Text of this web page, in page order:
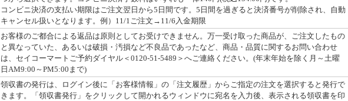
コンビニ決済の支払い期限はご注文翌日から5日間です。5日間を過ぎると決済番号が削除され、自動
キャンセル扱いとなります。例）11/1ご注文→11/6入金期限
お客様のご都合による返品は原則としてお受けできません。万一受け取った商品が、ご注文したもの
と異なっていた、あるいは破損・汚損など不良品であったなど、商品・品質に関するお問い合わせ
は、セイコーマートご予約ダイヤル＜0120-51-5489＞へご連絡ください。(年末年始を除く月～土曜
日AM9:00～PM5:00まで)
領収書の発行は、ログイン後に「お客様情報」の「注文履歴」からご指定の注文を選択すると発行で
きます。「領収書発行」をクリックして開かれるウィンドウに宛名を入力後、表示される領収書を印